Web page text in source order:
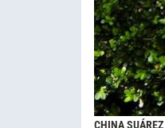
CHINA SUÁREZ